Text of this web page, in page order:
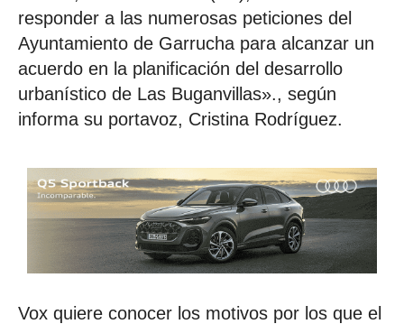
responder a las numerosas peticiones del
Ayuntamiento de Garrucha para alcanzar un
acuerdo en la planificación del desarrollo
urbanístico de Las Buganvillas»., según
informa su portavoz, Cristina Rodríguez.
Vox quiere conocer los motivos por los que el